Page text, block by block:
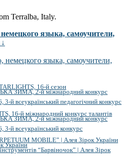
Terralba, Italy.
языка, самоучители,
16-й сезон
ЗИМА, 2-й міжнародний конкурс
й всеукраїнський педагогічний конкурс
16-й міжнародний конкурс талантів
ЗИМА, 2-й міжнародний конкурс
й всеукраїнський конкурс
MOBILE” | Алея Зірок України
України
“Барвіночок” | Алея Зірок